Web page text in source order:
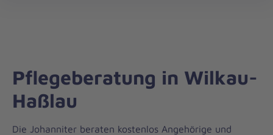
zum
Leben
Pflegeberatung in Wilkau-
Haßlau
Die Johanniter beraten kostenlos Angehörige und